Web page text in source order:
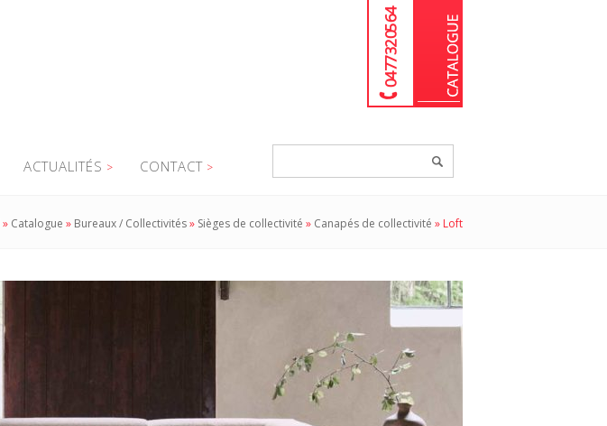
04 77 32 05 64
ACTUALITÉS CONTACT
» Catalogue » Bureaux / Collectivités» Sièges de collectivité » Canapés de collectivité » Loft